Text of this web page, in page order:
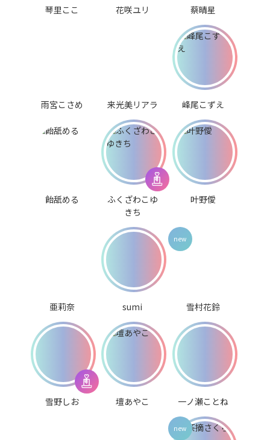
琴里ここ 花咲ユリ 蔡晴星
雨宮こさめ 来光美リアラ 峰尾こずえ
飴舐める
ふくざわこゆ
きち
叶野僾
亜莉奈 sumi 雪村花鈴
雪野しお 壇あやこ 一ノ瀬ことね